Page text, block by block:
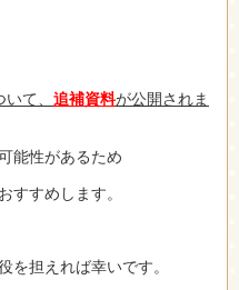
て、 追補資料が公開されま
能性があるため
すすめします。
担えれば幸いです。